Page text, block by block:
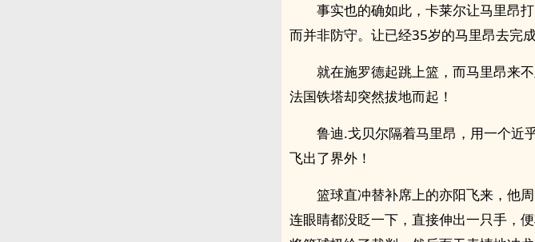
事实也的确如此，卡莱尔让马里昂
而并非防守。让已经35岁的马里昂去完
就在施罗德起跳上篮，而马里昂来
法国铁塔却突然拔地而起！
鲁迪.戈贝尔隔着马里昂，用一个近
飞出了界外！
篮球直冲替补席上的亦阳飞来，他
连眼睛都没眨一下，直接伸出一只手，